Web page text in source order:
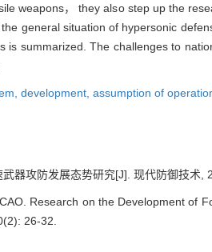
weapons， they also step up the
general situation of hypersonic
is summarized. The challenges to
development, assumption of
器攻防发展态势研究[J]. 现代防御技术,
Research on the Development of
26-32.